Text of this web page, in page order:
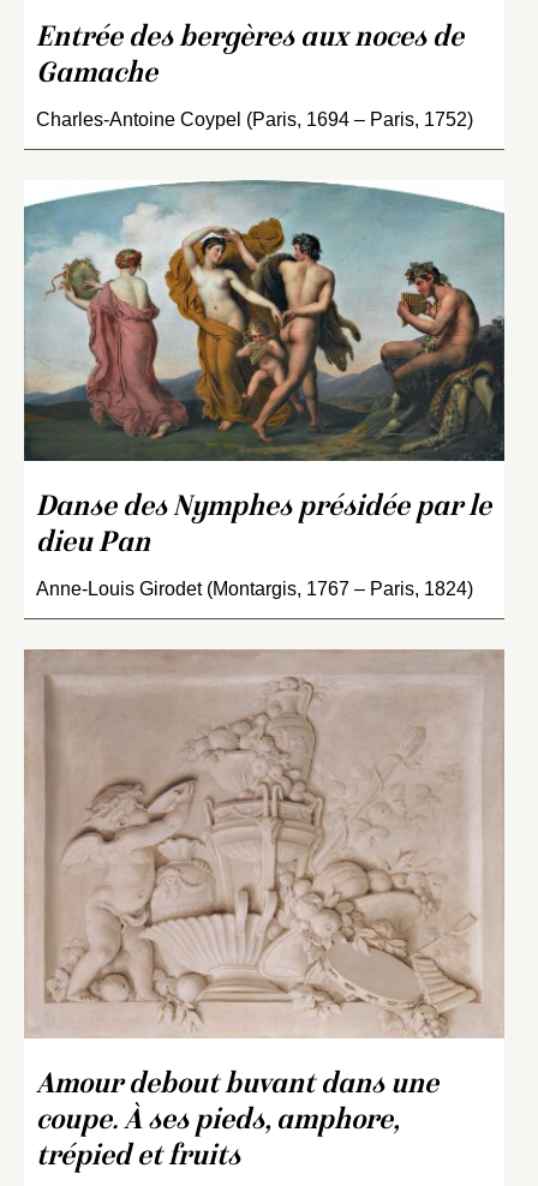
Entrée des bergères aux noces de
Gamache
Charles-Antoine Coypel (Paris, 1694 – Paris, 1752)
Danse des Nymphes présidée par le
dieu Pan
Anne-Louis Girodet (Montargis, 1767 – Paris, 1824)
Amour debout buvant dans une
coupe. À ses pieds, amphore,
trépied et fruits